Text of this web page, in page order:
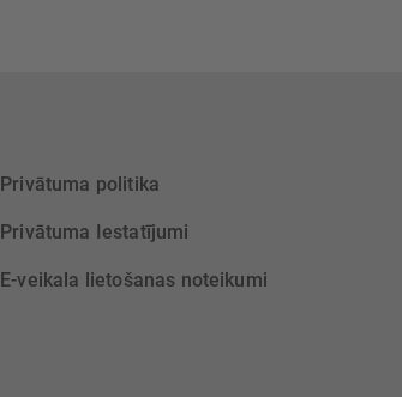
Privātuma politika
Privātuma Iestatījumi
E-veikala lietošanas noteikumi